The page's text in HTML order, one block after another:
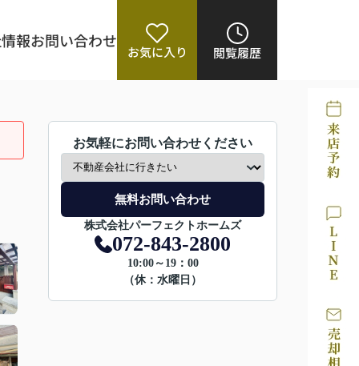
報お問い合わせ
お気に入り 閲覧履歴
お気軽にお問い合わせください
無料お問い合わせ
株式会社パーフェクトホームズ
072-843-2800
10:00～19：00
（休：水曜日）